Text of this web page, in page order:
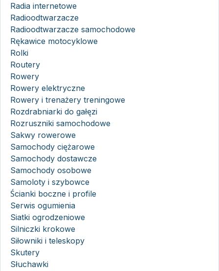
Radia internetowe
Radioodtwarzacze
Radioodtwarzacze samochodowe
Rękawice motocyklowe
Rolki
Routery
Rowery
Rowery elektryczne
Rowery i trenażery treningowe
Rozdrabniarki do gałęzi
Rozruszniki samochodowe
Sakwy rowerowe
Samochody ciężarowe
Samochody dostawcze
Samochody osobowe
Samoloty i szybowce
Ścianki boczne i profile
Serwis ogumienia
Siatki ogrodzeniowe
Silniczki krokowe
Siłowniki i teleskopy
Skutery
Słuchawki